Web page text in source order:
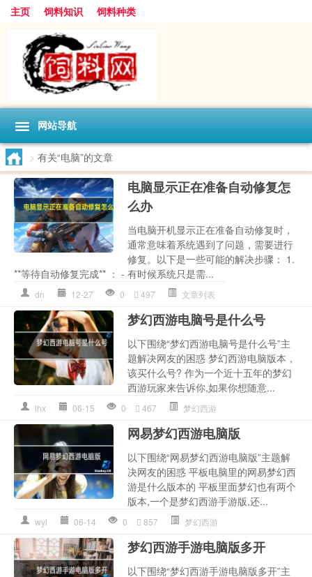
主页 饲料知识 饲料种类
网站导航
> 有关“电脑”的文章
电脑显示正在准备自动修复怎
么办
当电脑开机显示正在准备自动修复时，
通常意味着系统遇到了问题，需要进行
修复。以下是一些可能的解决步骤： 1.
**等待自动修复完成** ： - 有时候系统只是需...
dn 12-27 0 497 文章列表
梦幻西游电脑号是什么号
以下围绕“梦幻西游电脑号是什么号”主
题解决网友的困惑 梦幻西游电脑版本，
该买什么号? 作为一个近十五年的梦幻
西游玩家来告诉你,如果你想随意...
lhx 06-15 0 467 梦幻西游
网易梦幻西游电脑版
以下围绕“网易梦幻西游电脑版”主题解
决网友的困惑 平板电脑里的网易梦幻西
游是什么版本的 平板里面梦幻也有两个
版本,一个是梦幻西游手游版,还...
wyl 06-14 0 857 梦幻西游
梦幻西游手游电脑版多开
以下围绕“梦幻西游手游电脑版多开”主